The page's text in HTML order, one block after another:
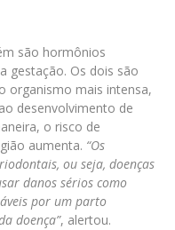
são hormônios
gestação. Os dois são
organismo mais intensa,
desenvolvimento de
o risco de
aumenta. “Os
ou seja, doenças
danos sérios como
por um parto
doença”, alertou.